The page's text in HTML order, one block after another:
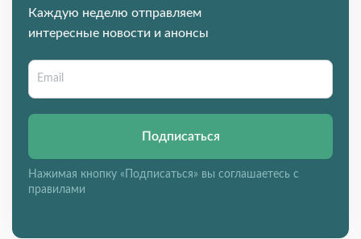
Каждую неделю отправляем
интересные новости и анонсы
Подписаться
Нажимая кнопку «Подписаться» вы соглашаетесь с
правилами